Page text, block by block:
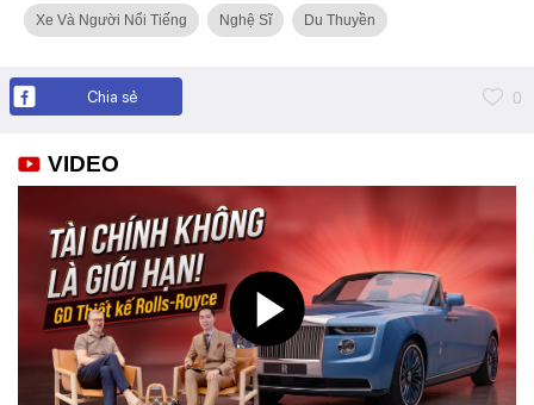
Xe Và Người Nổi Tiếng Nghệ Sĩ Du Thuyền
Chia sẻ 0
VIDEO